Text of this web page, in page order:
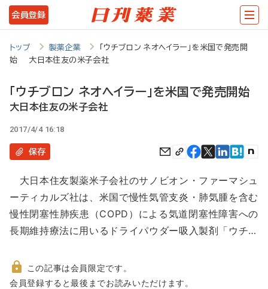
メ
イ
テ
ツ
に
動
会員登録
トップ 製薬企業
「ウチブロン ネオヘイラー」を米国で発売開
始 大日本住友の米子会社
「ウチブロン ネオヘイラー」を米国で発売開始
大日本住友の米子会社
2017/4/4 16:18
保存
大日本住友製薬米子会社のサノビオン・ファーマシュ
ーティカルズ社は、米国で慢性気管支炎・肺気腫を含む
慢性閉塞性肺疾患（COPD）による気道閉塞性障害への
長期維持療法に用いるドライパウダー吸入製剤「ウチ…
非
この記事は会員限定です。
会員登録すると最後までお読みいただけます。